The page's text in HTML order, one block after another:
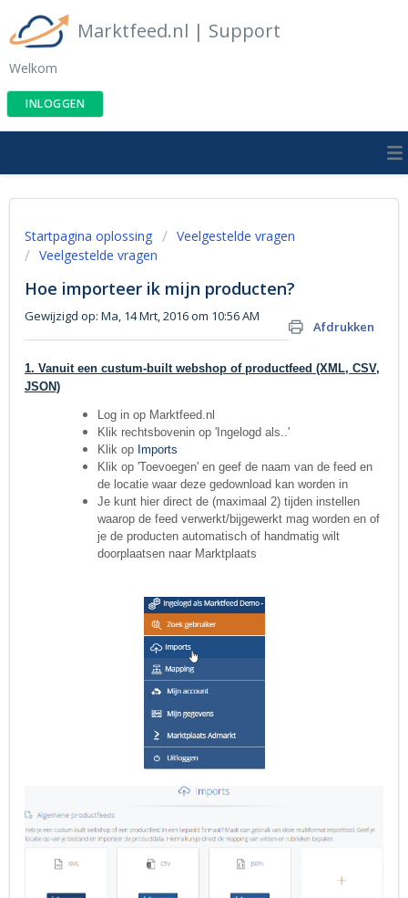
Marktfeed.nl | Support
Welkom
INLOGGEN
Startpagina oplossing
Veelgestelde vragen
Veelgestelde vragen
Hoe importeer ik mijn producten?
Afdrukken
Gewijzigd op: Ma, 14 Mrt, 2016 om 10:56 AM
1. Vanuit een custum-built webshop of productfeed (XML, CSV,
JSON)
Log in op Marktfeed.nl
Klik rechtsbovenin op 'Ingelogd als..'
Klik op Imports
Klik op 'Toevoegen' en geef de naam van de feed en
de locatie waar deze gedownload kan worden in
Je kunt hier direct de (maximaal 2) tijden instellen
waarop de feed verwerkt/bijgewerkt mag worden en of
je de producten automatisch of handmatig wilt
doorplaatsen naar Marktplaats